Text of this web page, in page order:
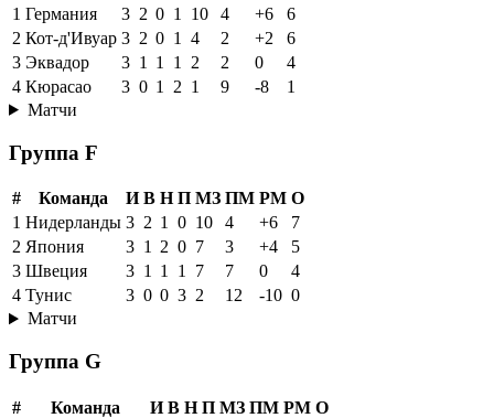
1 Германия 3 2 0 1 10 4 +6
6
2 Кот-д'Ивуар 3 2 0 1 4 2 +2
6
3 Эквадор 3 1 1 1 2 2 0
4
4 Кюрасао 3 0 1 2 1 9 -8
1
Матчи
Группа F
# Команда И В Н П МЗ ПМ РМ О
1 Нидерланды 3 2 1 0 10 4 +6
7
2 Япония 3 1 2 0 7 3 +4
5
3 Швеция 3 1 1 1 7 7 0
4
4 Тунис 3 0 0 3 2 12 -10 0
Матчи
Группа G
# Команда И В Н П МЗ ПМ РМ О